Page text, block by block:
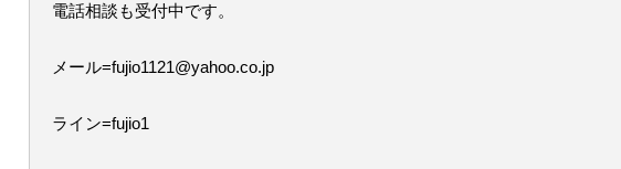
電話相談も受付中です。
メール=fujio1121@yahoo.co.jp
ライン=fujio1